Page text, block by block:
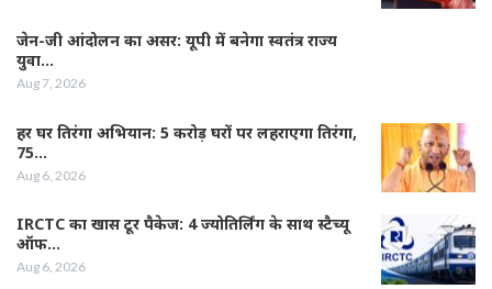
जेन-जी आंदोलन का असर: यूपी में बनेगा स्वतंत्र राज्य
युवा…
Aug 7, 2026
हर घर तिरंगा अभियान: 5 करोड़ घरों पर लहराएगा तिरंगा,
75…
Aug 6, 2026
IRCTC का खास टूर पैकेज: 4 ज्योतिर्लिंग के साथ स्टैच्यू
ऑफ…
Aug 6, 2026